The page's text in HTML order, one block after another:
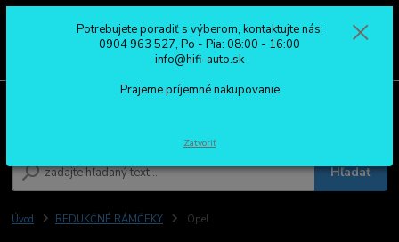
Hľadať
0904 963 527
Po - Pia: 08:00 - 16:00
Úvod REDUKČNÉ RÁMČEKY Opel
Potrebujete poradiť s výberom, kontaktujte nás:
0904 963 527, Po - Pia: 08:00 - 16:00
info@hifi-auto.sk
Prajeme príjemné nakupovanie
Zatvoriť